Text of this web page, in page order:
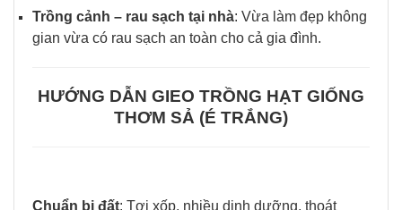
Trồng cảnh – rau sạch tại nhà: Vừa làm đẹp không
gian vừa có rau sạch an toàn cho cả gia đình.
HƯỚNG DẪN GIEO TRỒNG HẠT GIỐNG
THƠM SẢ (É TRẮNG)
Chuẩn bị đất: Tơi xốp, nhiều dinh dưỡng, thoát